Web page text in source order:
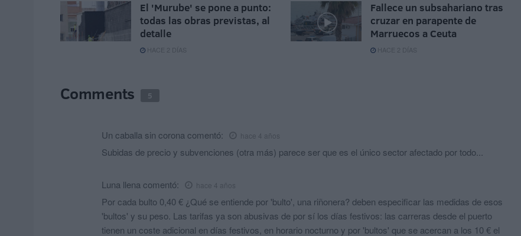
El 'Murube' se pone a punto:
todas las obras previstas, al
detalle
HACE 2 DÍAS
Fallece un subsahariano tras
cruzar en parapente de
Marruecos a Ceuta
HACE 2 DÍAS
Comments 5
Un caballa sin corona comentó: hace 4 años
Subidas de precio y subvenciones (otra más) parece ser que es el único sector afectado por todo...
Luna llena comentó: hace 4 años
Por cada bulto 0,40 € ¿Qué se entiende por 'bulto', una riñonera? deben especificar las medidas de esos
'bultos' y su peso. Las tarifas ya son abusivas de por sí los días festivos: las carreras desde el puerto
tienen un coste adicional en días festivos, en horario nocturno y por 'bultos' que se acercan a los 10 € el